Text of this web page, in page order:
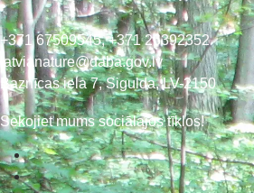
+371 67509545,+371 26392352
latvianature@daba.gov.lv
Baznīcas iela 7, Sigulda, LV-2150
Sekojiet mums sociālajos tīklos!